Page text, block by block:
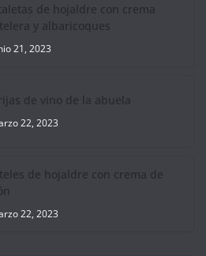
de hojaldre con crema
y albaricoques
21, 2023
de vino de la abuela
22, 2023
de hojaldre con crema de
22, 2023